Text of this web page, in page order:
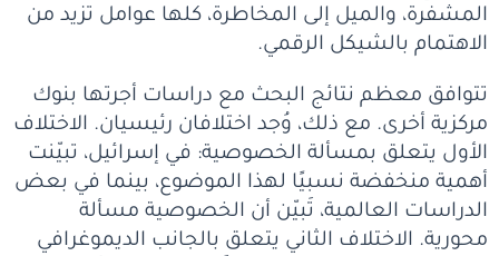
المشفرة، والميل إلى المخاطرة، كلها عوامل تزيد من
الاهتمام بالشيكل الرقمي.
تتوافق معظم نتائج البحث مع دراسات أجرتها بنوك
مركزية أخرى. مع ذلك، وُجد اختلافان رئيسيان. الاختلاف
الأول يتعلق بمسألة الخصوصية: في إسرائيل، تبيّنت
أهمية منخفضة نسبيًا لهذا الموضوع، بينما في بعض
الدراسات العالمية، تَبيّن أن الخصوصية مسألة
محورية. الاختلاف الثاني يتعلق بالجانب الديموغرافي